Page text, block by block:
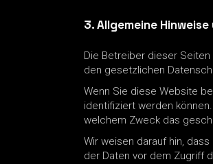
3. Allgemeine
Die Betreiber dieser
den gesetzlichen
Wenn Sie diese Website
identifiziert werden
welchem Zweck das
Wir weisen darauf hin,
der Daten vor dem Zugriff